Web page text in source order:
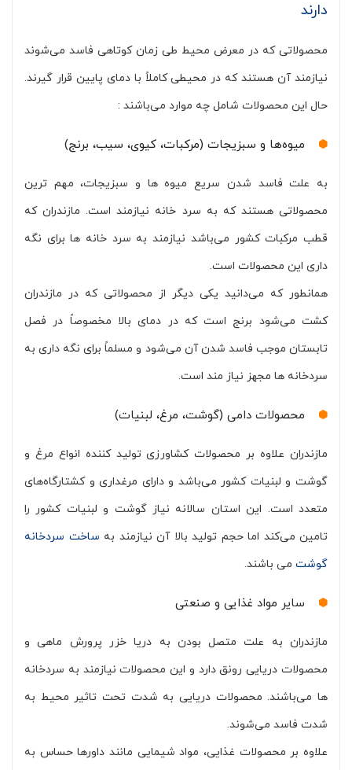
دارند
محصولاتی که در معرض محیط طی زمان کوتاهی فاسد می‌شوند
نیازمند آن هستند که در محیطی کاملاً با دمای پایین قرار گیرند.
حال این محصولات شامل چه موارد می‌باشند :
میوه‌ها و سبزیجات (مرکبات، کیوی، سیب، برنج)
به علت فاسد شدن سریع میوه ها و سبزیجات، مهم ترین
محصولاتی هستند که به سرد خانه نیازمند است. مازندران که
قطب مرکبات کشور می‌باشد نیازمند به سرد خانه ها برای نگه
داری این محصولات است.
همانطور که می‌دانید یکی دیگر از محصولاتی که در مازندران
کشت می‌شود برنج است که در دمای بالا مخصوصاً در فصل
تابستان موجب فاسد شدن آن می‌شود و مسلماً برای نگه داری به
سردخانه ها مجهز نیاز مند است.
محصولات دامی (گوشت، مرغ، لبنیات)
مازندران علاوه بر محصولات کشاورزی تولید کننده انواع مرغ و
گوشت و لبنیات کشور می‌باشد و دارای مرغداری و کشتارگاه‌های
متعدد است. این استان سالانه نیاز گوشت و لبنیات کشور را
تامین می‌کند اما حجم تولید بالا آن نیازمند به ساخت سردخانه
گوشت می باشند.
سایر مواد غذایی و صنعتی
مازندران به علت متصل بودن به دریا خزر پرورش ماهی و
محصولات دریایی رونق دارد و این محصولات نیازمند به سردخانه
ها می‌باشند. محصولات دریایی به شدت تحت تاثیر محیط به
شدت فاسد می‌شوند.
علاوه بر محصولات غذایی، مواد شیمایی مانند داورها حساس به